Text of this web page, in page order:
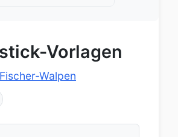
Vorlagen
Walpen